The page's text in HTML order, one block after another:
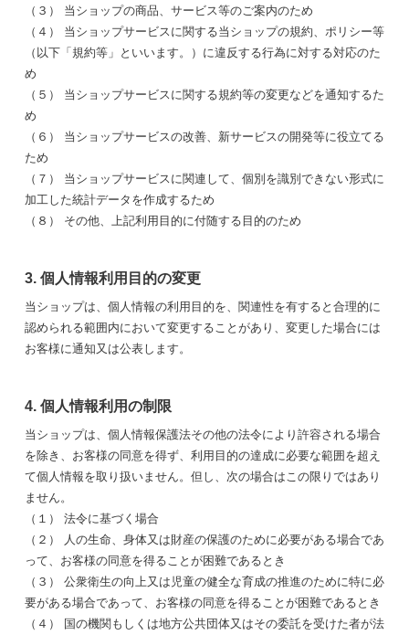
（３） 当ショップの商品、サービス等のご案内のため
（４） 当ショップサービスに関する当ショップの規約、ポリシー等
（以下「規約等」といいます。）に違反する行為に対する対応のた
め
（５） 当ショップサービスに関する規約等の変更などを通知するた
め
（６） 当ショップサービスの改善、新サービスの開発等に役立てる
ため
（７） 当ショップサービスに関連して、個別を識別できない形式に
加工した統計データを作成するため
（８） その他、上記利用目的に付随する目的のため
3. 個人情報利用目的の変更
当ショップは、個人情報の利用目的を、関連性を有すると合理的に
認められる範囲内において変更することがあり、変更した場合には
お客様に通知又は公表します。
4. 個人情報利用の制限
当ショップは、個人情報保護法その他の法令により許容される場合
を除き、お客様の同意を得ず、利用目的の達成に必要な範囲を超え
て個人情報を取り扱いません。但し、次の場合はこの限りではあり
ません。
（１） 法令に基づく場合
（２） 人の生命、身体又は財産の保護のために必要がある場合であ
って、お客様の同意を得ることが困難であるとき
（３） 公衆衛生の向上又は児童の健全な育成の推進のために特に必
要がある場合であって、お客様の同意を得ることが困難であるとき
（４） 国の機関もしくは地方公共団体又はその委託を受けた者が法